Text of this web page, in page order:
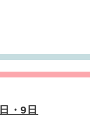
・9日